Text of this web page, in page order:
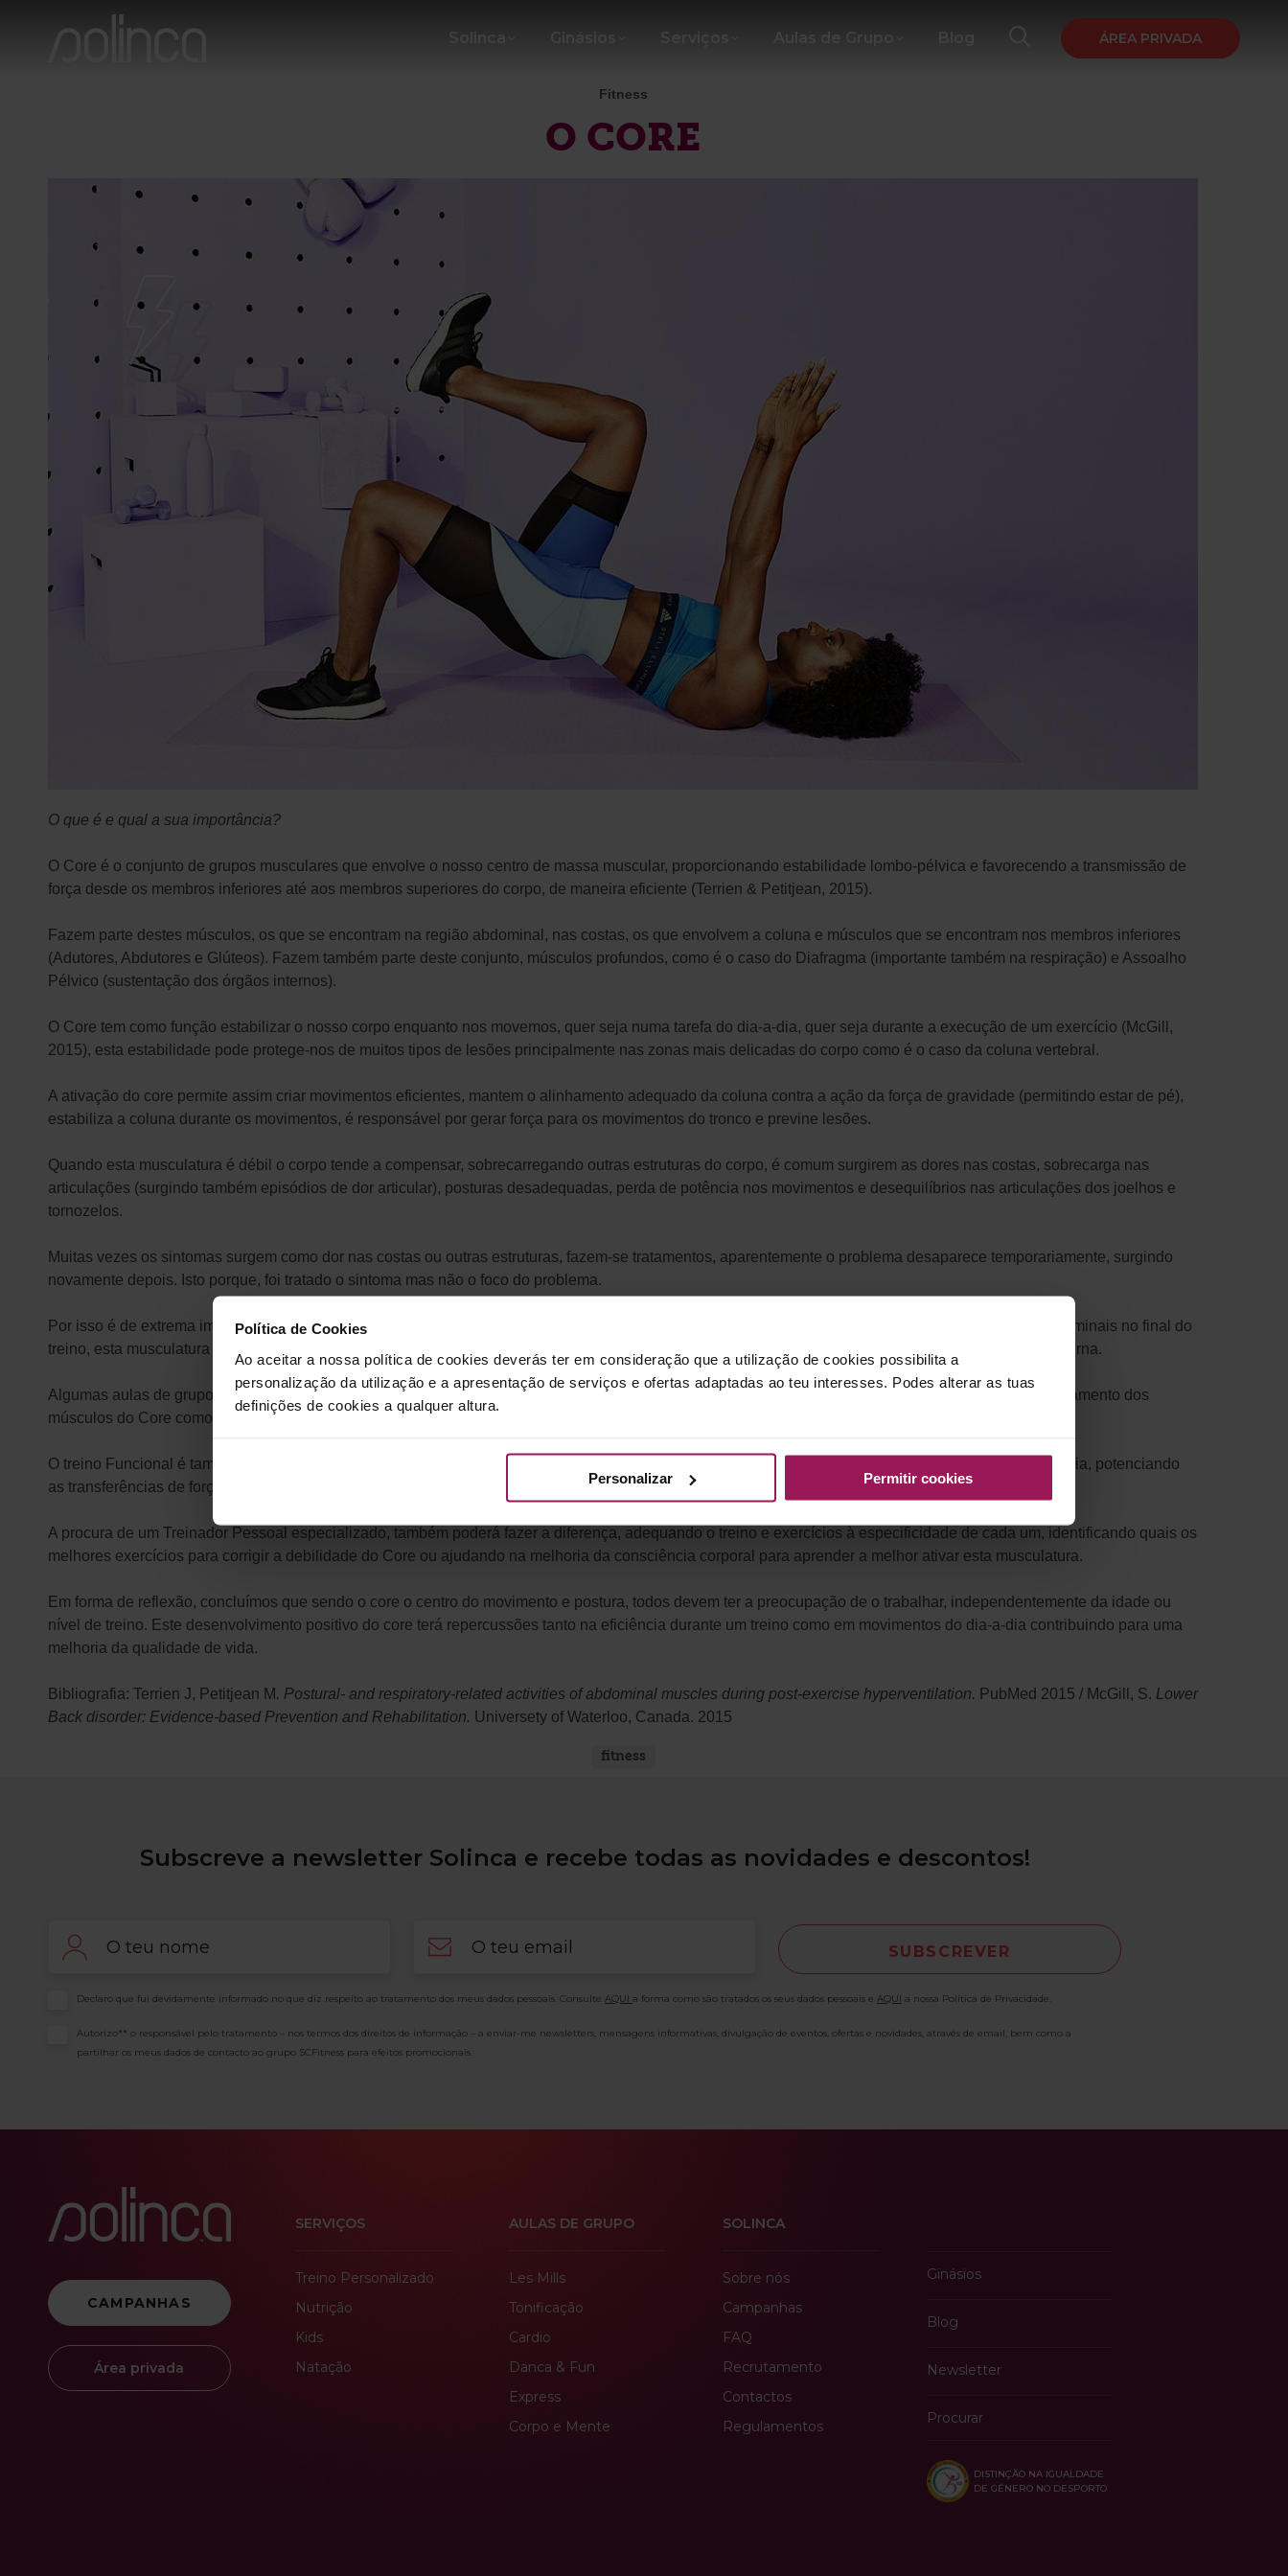
Política de Cookies
Ao aceitar a nossa política de cookies deverás ter em consideração que a utilização de cookies possibilita a
personalização da utilização e a apresentação de serviços e ofertas adaptadas ao teu interesses. Podes alterar as tuas
definições de cookies a qualquer altura.
Personalizar Permitir cookies
ÁREA PRIVADA
Fitness
O CORE
O que é e qual a sua importância?
O Core é o conjunto de grupos musculares que envolve o nosso centro de massa muscular, proporcionando estabilidade lombo-pélvica e favorecendo a transmissão de
força desde os membros inferiores até aos membros superiores do corpo, de maneira eficiente (Terrien & Petitjean, 2015).
Fazem parte destes músculos, os que se encontram na região abdominal, nas costas, os que envolvem a coluna e músculos que se encontram nos membros inferiores
(Adutores, Abdutores e Glúteos). Fazem também parte deste conjunto, músculos profundos, como é o caso do Diafragma (importante também na respiração) e Assoalho
Pélvico (sustentação dos órgãos internos).
O Core tem como função estabilizar o nosso corpo enquanto nos movemos, quer seja numa tarefa do dia-a-dia, quer seja durante a execução de um exercício (McGill,
2015), esta estabilidade pode protege-nos de muitos tipos de lesões principalmente nas zonas mais delicadas do corpo como é o caso da coluna vertebral.
A ativação do core permite assim criar movimentos eficientes, mantem o alinhamento adequado da coluna contra a ação da força de gravidade (permitindo estar de pé),
estabiliza a coluna durante os movimentos, é responsável por gerar força para os movimentos do tronco e previne lesões.
Quando esta musculatura é débil o corpo tende a compensar, sobrecarregando outras estruturas do corpo, é comum surgirem as dores nas costas, sobrecarga nas
articulações (surgindo também episódios de dor articular), posturas desadequadas, perda de potência nos movimentos e desequilíbrios nas articulações dos joelhos e
tornozelos.
Muitas vezes os sintomas surgem como dor nas costas ou outras estruturas, fazem-se tratamentos, aparentemente o problema desaparece temporariamente, surgindo
novamente depois. Isto porque, foi tratado o sintoma mas não o foco do problema.
Por isso é de extrema importância perceber como podemos trabalhar e ativar corretamente a musculatura do core. Não basta realizar uns simples abdominais no final do
treino, esta musculatura precisa de um trabalho de consciência corporal, e exercícios que criem instabilidade, de forma a ativar a sua estrutura mais interna.
Algumas aulas de grupo podem ajudar a aumentar o nosso conhecimento e consciência do corpo, como é o caso do Pilates e Yoga, ou a fazer o recrutamento dos
músculos do Core como é também o caso do CXWorx, BodyBalance e Les Mills Barre.
O treino Funcional é também um caminho para desenvolver o core, uma vez que trabalha com exercícios de instabilidade e com todo o corpo em sinergia, potenciando
as transferências de força de uns membros para os outros, ativando o Core e tornando os movimentos mais eficientes.
A procura de um Treinador Pessoal especializado, também poderá fazer a diferença, adequando o treino e exercícios à especificidade de cada um, identificando quais os
melhores exercícios para corrigir a debilidade do Core ou ajudando na melhoria da consciência corporal para aprender a melhor ativar esta musculatura.
Em forma de reflexão, concluímos que sendo o core o centro do movimento e postura, todos devem ter a preocupação de o trabalhar, independentemente da idade ou
nível de treino. Este desenvolvimento positivo do core terá repercussões tanto na eficiência durante um treino como em movimentos do dia-a-dia contribuindo para uma
melhoria da qualidade de vida.
Bibliografia: Terrien J, Petitjean M. Postural- and respiratory-related activities of abdominal muscles during post-exercise hyperventilation. PubMed 2015 / McGill, S. Lower
Back disorder: Evidence-based Prevention and Rehabilitation. Universety of Waterloo, Canada. 2015
fitness
Subscreve a newsletter Solinca e recebe todas as novidades e descontos!
Consentimento
Declaro que fui devidamente informado no que diz respeito ao tratamento dos meus dados pessoais. Consulte AQUI a forma como são tratados os seus dados pessoais e AQUI a nossa Política de Privacidade.
Consentimento
Autorizo** o responsável pelo tratamento – nos termos dos direitos de informação – a enviar-me newsletters, mensagens informativas, divulgação de eventos, ofertas e novidades, através de email, bem como a
partilhar os meus dados de contacto ao grupo SCFitness para efeitos promocionais.
CAMPANHAS
Área privada
SERVIÇOS
Treino Personalizado
Nutrição
Kids
Natação
AULAS DE GRUPO
Les Mills
Tonificação
Cardio
Danca & Fun
Express
Corpo e Mente
SOLINCA
Sobre nós
Campanhas
FAQ
Recrutamento
Contactos
Regulamentos
Ginásios
Blog
Newsletter
Procurar
DISTINÇÃO NA IGUALDADE
DE GÉNERO NO DESPORTO